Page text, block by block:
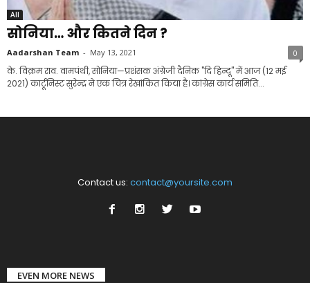
All
सोनिया… और कितने दिन ?
Aadarshan Team - May 13, 2021 0
के. विक्रम राव. वामपंथी, सोनिया—प्रशंसक अंग्रेजी दैनिक ''दि हिन्दू'' में आज (12 मई
2021) कार्टूनिस्ट सुरेन्द्र ने एक चित्र रेखांकित किया है। कांग्रेस कार्य समिति...
Contact us: contact@yoursite.com
EVEN MORE NEWS